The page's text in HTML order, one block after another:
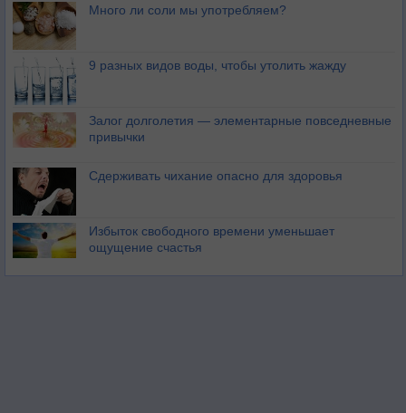
Много ли соли мы употребляем?
9 разных видов воды, чтобы утолить жажду
Залог долголетия — элементарные повседневные
привычки
Сдерживать чихание опасно для здоровья
Избыток свободного времени уменьшает
ощущение счастья